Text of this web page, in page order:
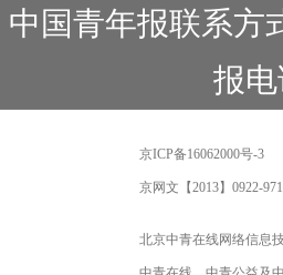
中国青年报联系方
报电
京ICP备16062000号-3
京网文【2013】0922-
北京中青在线网络信息